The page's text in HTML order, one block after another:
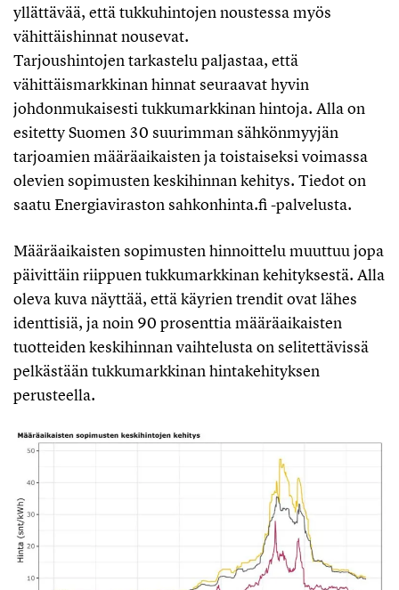
yllättävää, että tukkuhintojen noustessa myös
vähittäishinnat nousevat.
Tarjoushintojen tarkastelu paljastaa, että
vähittäismarkkinan hinnat seuraavat hyvin
johdonmukaisesti tukkumarkkinan hintoja. Alla on
esitetty Suomen 30 suurimman sähkönmyyjän
tarjoamien määräaikaisten ja toistaiseksi voimassa
olevien sopimusten keskihinnan kehitys. Tiedot on
saatu Energiaviraston sahkonhinta.fi -palvelusta.
Määräaikaisten sopimusten hinnoittelu muuttuu jopa
päivittäin riippuen tukkumarkkinan kehityksestä. Alla
oleva kuva näyttää, että käyrien trendit ovat lähes
identtisiä, ja noin 90 prosenttia määräaikaisten
tuotteiden keskihinnan vaihtelusta on selitettävissä
pelkästään tukkumarkkinan hintakehityksen
perusteella.